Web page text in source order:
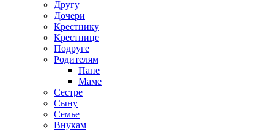
Другу
Дочери
Крестнику
Крестнице
Подруге
Родителям
Папе
Маме
Сестре
Сыну
Семье
Внукам